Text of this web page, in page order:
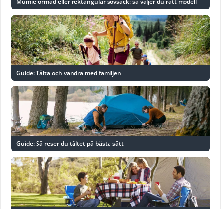
Mumieformad eller rektangulär sovsäck: så väljer du rätt modell
Guide: Tälta och vandra med familjen
Guide: Så reser du tältet på bästa sätt